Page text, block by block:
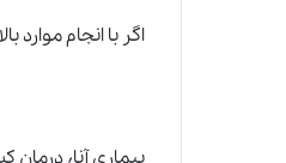
اگر با انجام